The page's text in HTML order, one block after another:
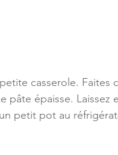
casserole. Faites
pâte épaisse. Laissez
petit pot au